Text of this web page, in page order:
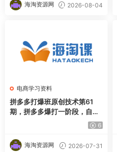
海淘资源网 2026-08-04
电商学习资料
拼多多打爆班原创技术第61
期，拼多多爆打一阶段，自动
化起量全玩法·软件批量操作· 6
海淘资源网 2026-07-31